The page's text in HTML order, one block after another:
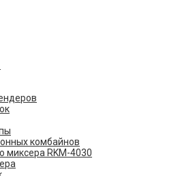
комбайнов
миксера RKM-4030